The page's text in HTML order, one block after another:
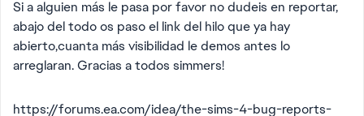
Si a alguien más le pasa por favor no dudeis en reportar,
abajo del todo os paso el link del hilo que ya hay
abierto,cuanta más visibilidad le demos antes lo
arreglaran. Gracias a todos simmers!
https://forums.ea.com/idea/the-sims-4-bug-reports-